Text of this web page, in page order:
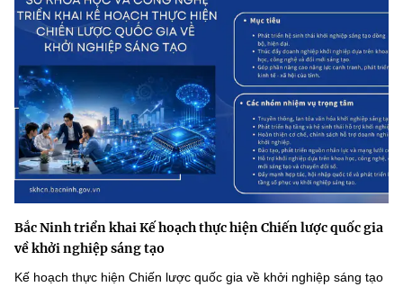
Chọn ngôn ngữ
Vietnamese English
BỘ KHOA HỌC VÀ CÔNG NGHỆ
MINISTRY OF SCIENCE AND TECHNOLOGY
Điều khoản sử dụng Theo dõi MST: Góp ý
Cơ quan chủ quản: Bộ Khoa học và Công nghệ (MST)
Bắc Ninh triển khai Kế hoạch thực hiện Chiến lược quốc gia
về khởi nghiệp sáng tạo
Kế hoạch thực hiện Chiến lược quốc gia về khởi nghiệp sáng tạo